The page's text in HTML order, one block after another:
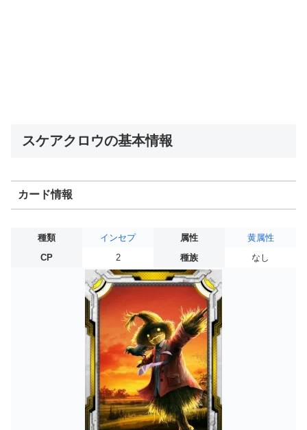
スケアクロウの基本情報
カード情報
種類 インセプ 属性
黄属性
CP
2 種族 なし